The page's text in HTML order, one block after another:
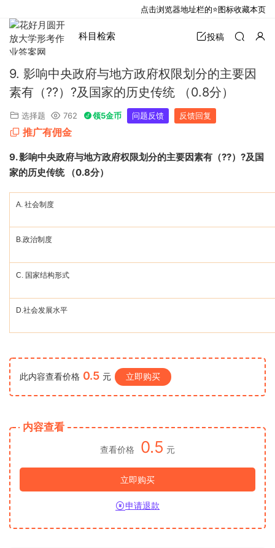
科目检索 投稿
9. 影响中央政府与地方政府权限划分的主要因
素有（??）?及国家的历史传统 （0.8分）
选择题 762 领5金币 问题反馈 反馈回复
推广有佣金
9.影响中央政府与地方政府权限划分的主要因素有（??） ?及国
家的历史传统 （0.8分）
A. 社会制度
B.政治制度
C. 国家结构形式
D.社会发展水平
此内容查看价格 0.5 元 立即购买
内容查看
查看价格 0.5 元
立即购买
申请退款
点击浏览器地址栏的⭐图标收藏本页